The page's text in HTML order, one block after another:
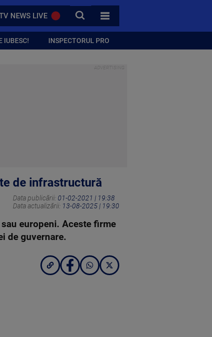
NEWS LIVE CAUTA
TOATE CATEGORIILE
IUBESC! INSPECTORUL PRO
de infrastructură
Data publicării: 01-02-2021 | 19:38
Data actualizării: 13-08-2025 | 19:30
europeni. Aceste firme
de guvernare.